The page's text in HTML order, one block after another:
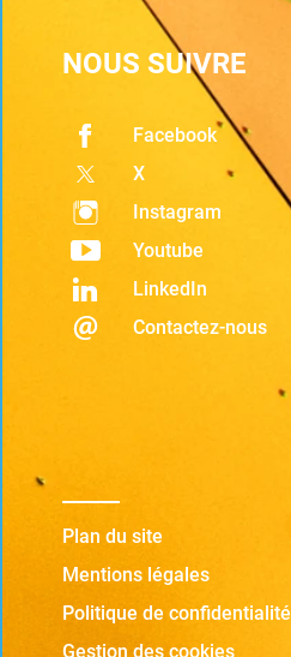
NOUS SUIVRE
Facebook
X
Instagram
Youtube
LinkedIn
Contactez-nous
Plan du site
Mentions légales
Politique de confidentialité
Gestion des cookies